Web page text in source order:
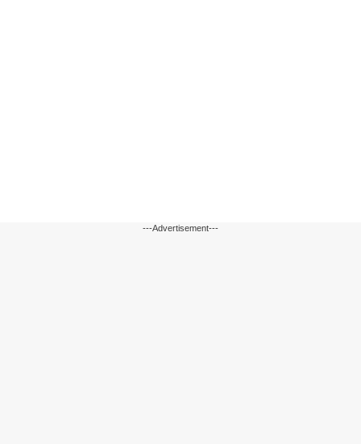
---Advertisement---